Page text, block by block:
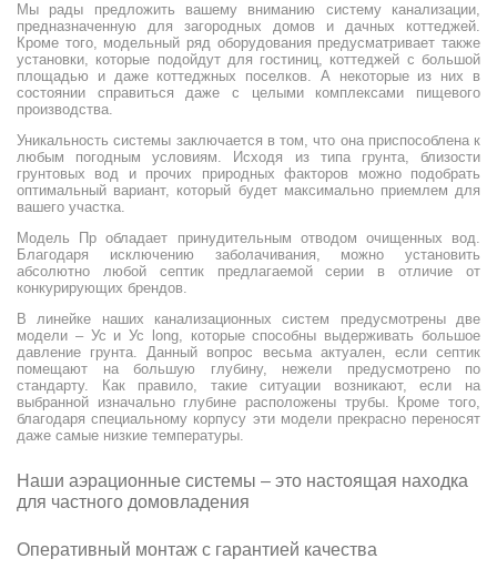
Мы рады предложить вашему вниманию систему канализации,
предназначенную для загородных домов и дачных коттеджей.
Кроме того, модельный ряд оборудования предусматривает также
установки, которые подойдут для гостиниц, коттеджей с большой
площадью и даже коттеджных поселков. А некоторые из них в
состоянии справиться даже с целыми комплексами пищевого
производства.
Уникальность системы заключается в том, что она приспособлена к
любым погодным условиям. Исходя из типа грунта, близости
грунтовых вод и прочих природных факторов можно подобрать
оптимальный вариант, который будет максимально приемлем для
вашего участка.
Модель Пр обладает принудительным отводом очищенных вод.
Благодаря исключению заболачивания, можно установить
абсолютно любой септик предлагаемой серии в отличие от
конкурирующих брендов.
В линейке наших канализационных систем предусмотрены две
модели – Ус и Ус long, которые способны выдерживать большое
давление грунта. Данный вопрос весьма актуален, если септик
помещают на большую глубину, нежели предусмотрено по
стандарту. Как правило, такие ситуации возникают, если на
выбранной изначально глубине расположены трубы. Кроме того,
благодаря специальному корпусу эти модели прекрасно переносят
даже самые низкие температуры.
Наши аэрационные системы – это настоящая находка
для частного домовладения
Оперативный монтаж с гарантией качества